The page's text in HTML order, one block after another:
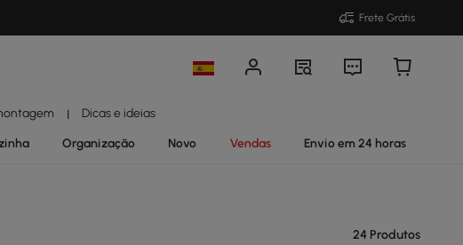
Frete Grátis
| Dicas e ideias
Organização Novo Vendas Envio em 24 horas
24 Produtos